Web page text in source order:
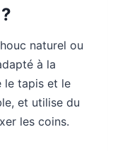
naturel ou
à la
le tapis et le
et utilise du
les coins.